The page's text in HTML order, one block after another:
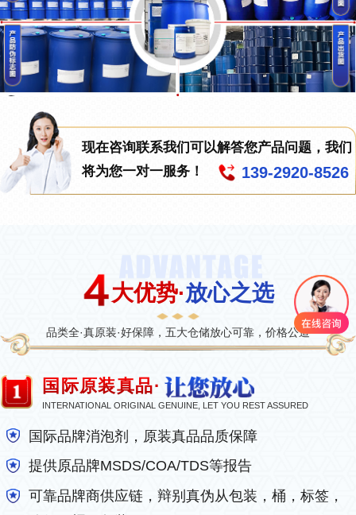
现在咨询联系我们可以解答您产品问题，我们
将为您一对一服务！
139-2920-8526
大优势·放心之选
品类全·真原装·好保障，五大仓储放心可靠，价格公道
国际原装真品·
INTERNATIONAL ORIGINAL GENUINE, LET YOU REST ASSURED
国际品牌消泡剂，原装真品品质保障
提供原品牌MSDS/COA/TDS等报告
可靠品牌商供应链，辩别真伪从包装，桶，标签，